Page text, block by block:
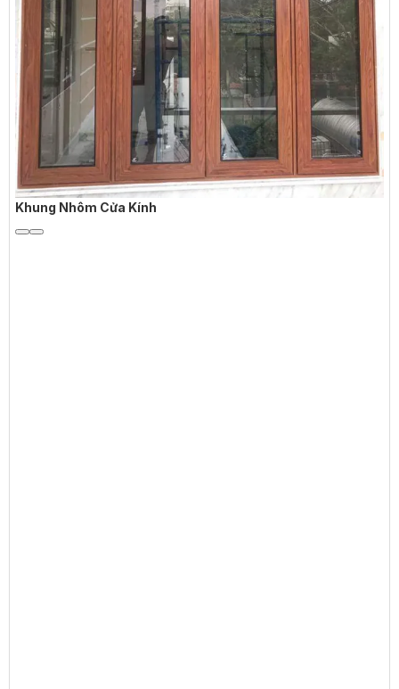
Khung Nhôm Cửa Kính